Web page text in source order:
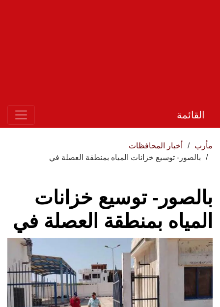
القائمة
مأرب
أخبار المحافظات
بالصور- توسيع خزانات المياه بمنطقة العصلة في
بالصور- توسيع خزانات
المياه بمنطقة العصلة في